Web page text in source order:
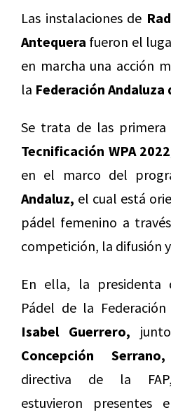
Las instalaciones de
Antequera fueron el
en marcha una acción
la Federación Andaluza
Se trata de las
Tecnificación WPA
en el marco del
Andaluz, el cual está
pádel femenino a
competición, la difusión
En ella, la presidenta
Pádel de la
Isabel Guerrero,
Concepción Serrano,
directiva de la FAP,
estuvieron presentes